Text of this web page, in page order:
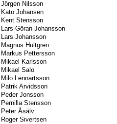
Jörgen Nilsson
Kato Johansen
Kent Stensson
Lars-Göran Johansson
Lars Johansson
Magnus Hultgren
Markus Pettersson
Mikael Karlsson
Mikael Salo
Milo Lennartsson
Patrik Arvidsson
Peder Jonsson
Pernilla Stensson
Peter Åsälv
Roger Sivertsen